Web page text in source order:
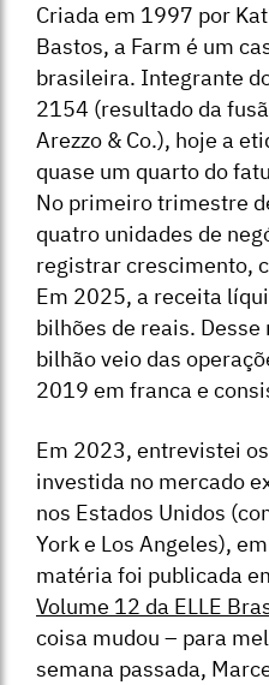
Criada em 1997 por
Bastos, a Farm é um
brasileira. Integrante
2154 (resultado da
Arezzo & Co.), hoje a
quase um quarto do
No primeiro trimestre
quatro unidades de
registrar crescimento,
Em 2025, a receita
bilhões de reais.
bilhão veio das
2019 em franca e
Em 2023, entrevistei
investida no mercado
nos Estados Unidos
York e Los Angeles),
matéria foi publicada
Volume 12 da ELLE
coisa mudou – para
semana passada,